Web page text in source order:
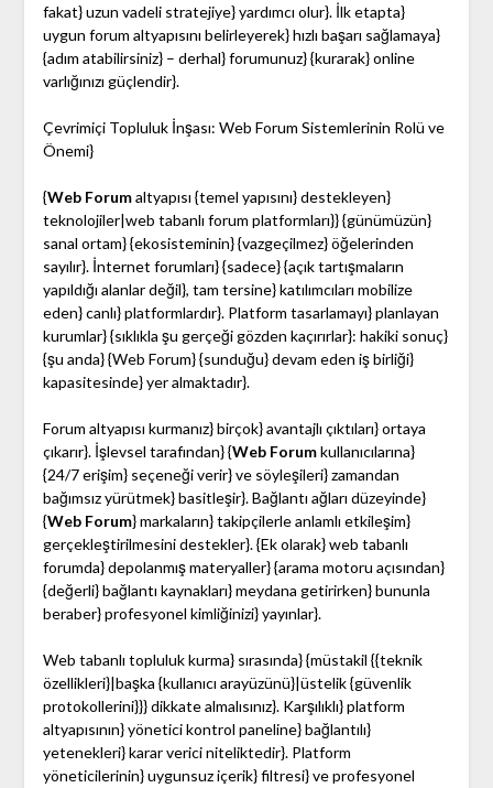
fakat} uzun vadeli stratejiye} yardımcı olur}. İlk etapta}
uygun forum altyapısını belirleyerek} hızlı başarı sağlamaya}
{adım atabilirsiniz} – derhal} forumunuz} {kurarak} online
varlığınızı güçlendir}.
Çevrimiçi Topluluk İnşası: Web Forum Sistemlerinin Rolü ve
Önemi}
{Web Forumaltyapısı {temel yapısını} destekleyen}
teknolojiler|web tabanlı forum platformları}} {günümüzün}
sanal ortam} {ekosisteminin} {vazgeçilmez} öğelerinden
sayılır}. İnternet forumları} {sadece} {açık tartışmaların
yapıldığı alanlar değil}, tam tersine} katılımcıları mobilize
eden} canlı} platformlardır}. Platform tasarlamayı} planlayan
kurumlar} {sıklıkla şu gerçeği gözden kaçırırlar}: hakiki sonuç}
{şu anda} {Web Forum} {sunduğu} devam eden iş birliği}
kapasitesinde} yer almaktadır}.
Forum altyapısı kurmanız} birçok} avantajlı çıktıları} ortaya
çıkarır}. İşlevsel tarafından} {Web Forumkullanıcılarına}
{24/7 erişim} seçeneği verir} ve söyleşileri} zamandan
bağımsız yürütmek} basitleşir}. Bağlantı ağları düzeyinde}
{Web Forum} markaların} takipçilerle anlamlı etkileşim}
gerçekleştirilmesini destekler}. {Ek olarak} web tabanlı
forumda} depolanmış materyaller} {arama motoru açısından}
{değerli} bağlantı kaynakları} meydana getirirken} bununla
beraber} profesyonel kimliğinizi} yayınlar}.
Web tabanlı topluluk kurma} sırasında} {müstakil {{teknik
özellikleri}|başka {kullanıcı arayüzünü}|üstelik {güvenlik
protokollerini}}} dikkate almalısınız}. Karşılıklı} platform
altyapısının} yönetici kontrol paneline} bağlantılı}
yetenekleri} karar verici niteliktedir}. Platform
yöneticilerinin} uygunsuz içerik} filtresi} ve profesyonel